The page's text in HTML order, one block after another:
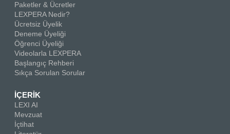
Paketler & Ücretler
LEXPERA Nedir?
Ücretsiz Üyelik
Deneme Üyeliği
Öğrenci Üyeliği
Videolarla LEXPERA
Başlangıç Rehberi
Sıkça Sorulan Sorular
İÇERİK
LEXI AI
Mevzuat
İçtihat